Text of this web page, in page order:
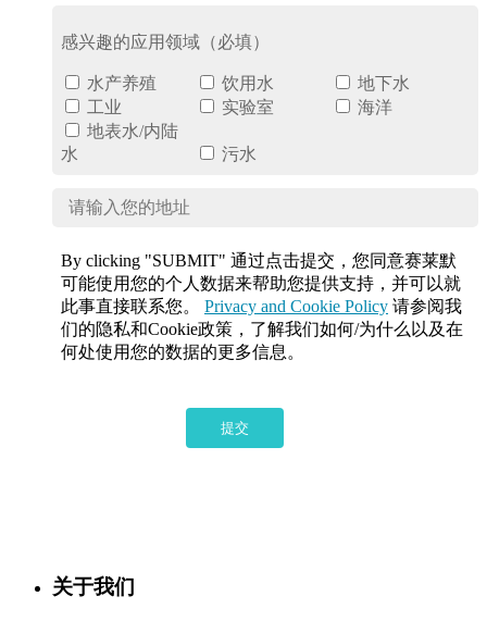
感兴趣的应用领域（必填）
水产养殖 饮用水
地下水
工业
实验室
海洋
地表水/内陆
水
污水
By clicking "SUBMIT" 通过点击提交，您同意赛莱默
可能使用您的个人数据来帮助您提供支持，并可以就
此事直接联系您。 Privacy and Cookie Policy 请参阅我
们的隐私和Cookie政策，了解我们如何/为什么以及在
何处使用您的数据的更多信息。
提交
关于我们